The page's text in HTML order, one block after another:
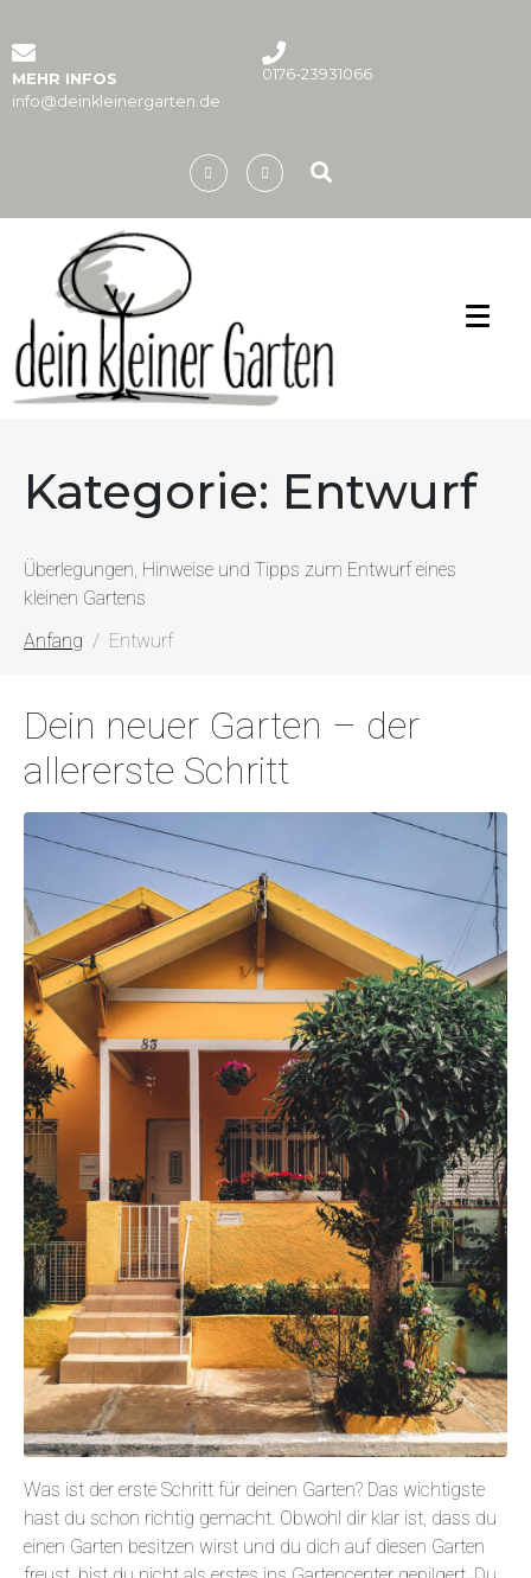
MEHR INFOS
info@deinkleinergarten.de
0176-23931066
Kategorie: Entwurf
Überlegungen, Hinweise und Tipps zum Entwurf eines
kleinen Gartens
Anfang
Entwurf
Dein neuer Garten – der
allererste Schritt
Was ist der erste Schritt für deinen Garten? Das wichtigste
hast du schon richtig gemacht. Obwohl dir klar ist, dass du
einen Garten besitzen wirst und du dich auf diesen Garten